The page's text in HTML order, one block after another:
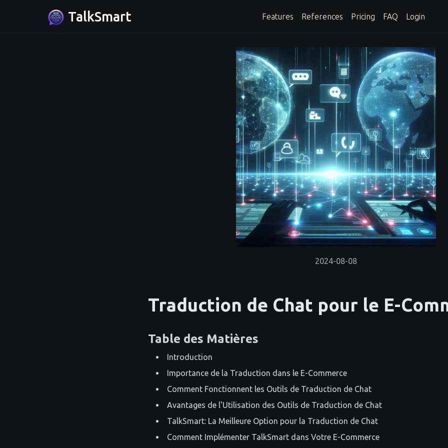
TalkSmart Features References Pricing FAQ Login
2024-08-08
Traduction de Chat pour le E-
Table des Matières
Introduction
Importance de la Traduction dans le E-Commerce
Comment Fonctionnent les Outils de Traduction de Chat
Avantages de l'Utilisation des Outils de Traduction de Chat
TalkSmart: La Meilleure Option pour la Traduction de Chat
Comment Implémenter TalkSmart dans Votre E-Commerce